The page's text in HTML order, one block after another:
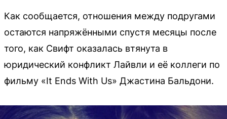
Как сообщается, отношения между подругами
остаются напряжёнными спустя месяцы после
того, как Свифт оказалась втянута в
юридический конфликт Лайвли и её коллеги по
фильму «It Ends With Us» Джастина Бальдони.